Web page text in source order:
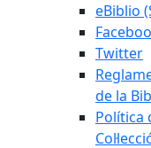
eBiblio
Twitter
de la
Política